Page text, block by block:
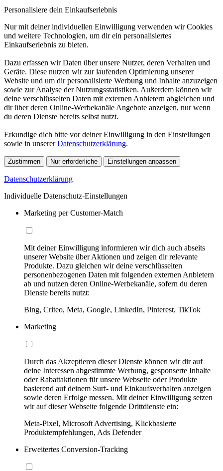
Personalisiere dein Einkaufserlebnis
Nur mit deiner individuellen Einwilligung verwenden wir Cookies
und weitere Technologien, um dir ein personalisiertes
Einkaufserlebnis zu bieten.
Dazu erfassen wir Daten über unsere Nutzer, deren Verhalten und
Geräte. Diese nutzen wir zur laufenden Optimierung unserer
Website und um dir personalisierte Werbung und Inhalte anzuzeigen
sowie zur Analyse der Nutzungsstatistiken. Außerdem können wir
deine verschlüsselten Daten mit externen Anbietern abgleichen und
dir über deren Online-Werbekanäle Angebote anzeigen, nur wenn
du deren Dienste bereits selbst nutzt.
Erkundige dich bitte vor deiner Einwilligung in den Einstellungen
sowie in unsererDatenschutzerklärung.
Zustimmen Nur erforderliche Einstellungen anpassen
Datenschutzerklärung
Individuelle Datenschutz-Einstellungen
Marketing per Customer-Match
Mit deiner Einwilligung informieren wir dich auch abseits
unserer Website über Aktionen und zeigen dir relevante
Produkte. Dazu gleichen wir deine verschlüsselten
personenbezogenen Daten mit folgenden externen Anbietern
ab und nutzen deren Online-Werbekanäle, sofern du deren
Dienste bereits nutzt:
Bing, Criteo, Meta, Google, LinkedIn, Pinterest, TikTok
Marketing
Durch das Akzeptieren dieser Dienste können wir dir auf
deine Interessen abgestimmte Werbung, gesponserte Inhalte
oder Rabattaktionen für unsere Webseite oder Produkte
basierend auf deinem Surf- und Einkaufsverhalten anzeigen
sowie deren Erfolge messen. Mit deiner Einwilligung setzen
wir auf dieser Webseite folgende Drittdienste ein:
Meta-Pixel, Microsoft Advertising, Klickbasierte
Produktempfehlungen, Ads Defender
Erweitertes Conversion-Tracking